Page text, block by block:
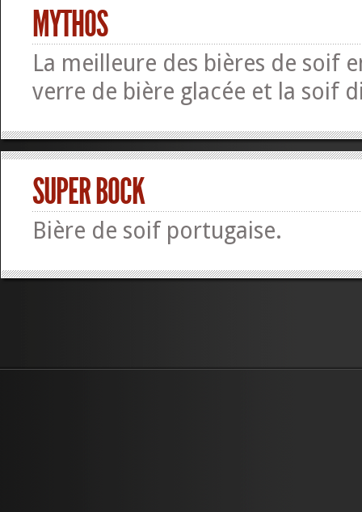
MYTHOS
La meilleure des bières de soif
verre de bière glacée et la soif
SUPER BOCK
Bière de soif portugaise.